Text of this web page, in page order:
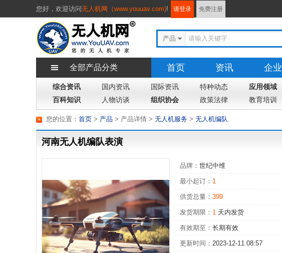
您好， 欢迎访问无人机网（www.youuav.com)! 请登录 免费注册
产品
全部产品分类 首页 资讯 企业
专题
杂志 地图
综合资讯 国内资讯 国际资讯 特种动态 应用领域
百科知识
人物访谈 组织协会 政策法律 教育培训
您的位置： 首页 > 产品 > 无人机服务 > 无人机编队
> 产品详情
河南无人机编队表演
品牌： 世纪中维
最小起订： 1
供货总量： 399
发货期限： 1 天内发货
有效期至： 长期有效
更新时间： 2023-12-11 08:57